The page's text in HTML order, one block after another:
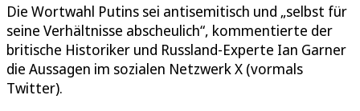
Die Wortwahl Putins sei antisemitisch und „selbst für
seine Verhältnisse abscheulich“, kommentierte der
britische Historiker und Russland-Experte Ian Garner
die Aussagen im sozialen Netzwerk X (vormals
Twitter).